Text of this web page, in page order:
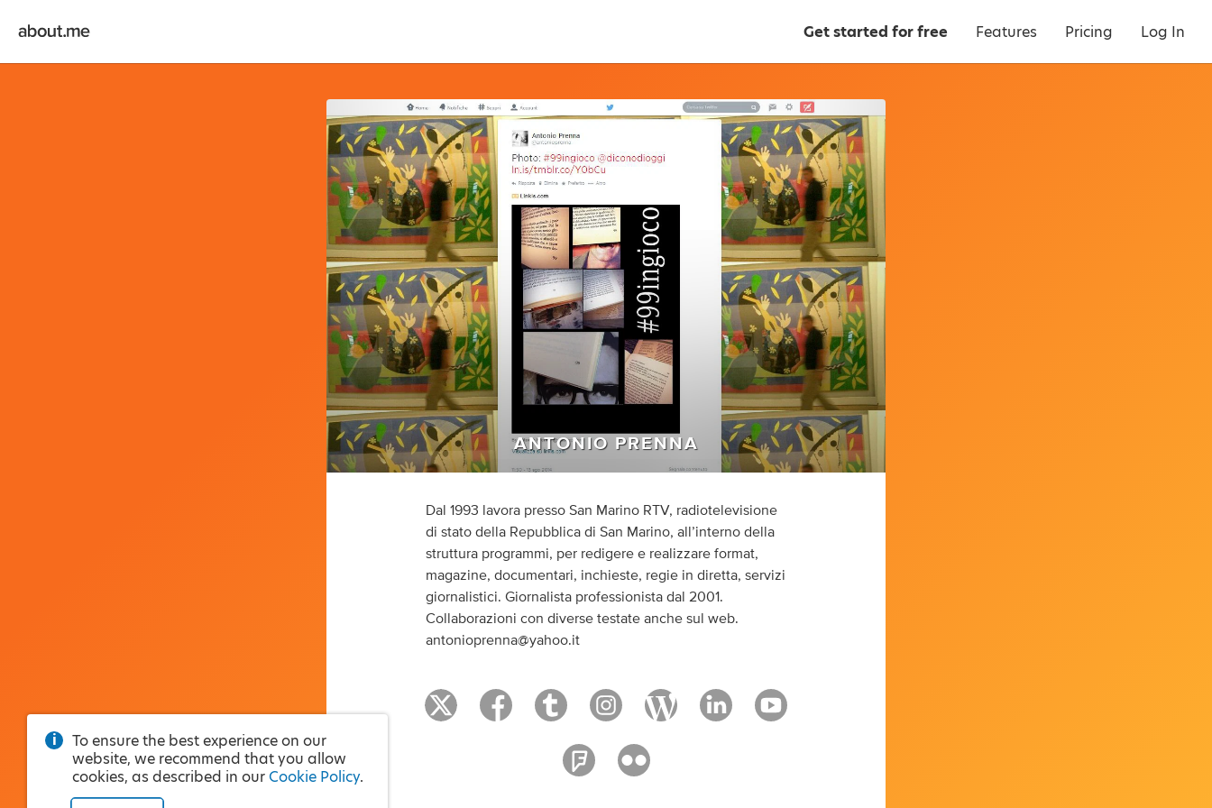
Get started for free Features Pricing Log In
ANTONIO PRENNA
Dal 1993 lavora presso San Marino RTV, radiotelevisione
di stato della Repubblica di San Marino, all’interno della
struttura programmi, per redigere e realizzare format,
magazine, documentari, inchieste, regie in diretta, servizi
giornalistici. Giornalista professionista dal 2001.
Collaborazioni con diverse testate anche sul web.
antonioprenna@yahoo.it
To ensure the best experience on our
website, we recommend that you allow
cookies, as described in our Cookie Policy.